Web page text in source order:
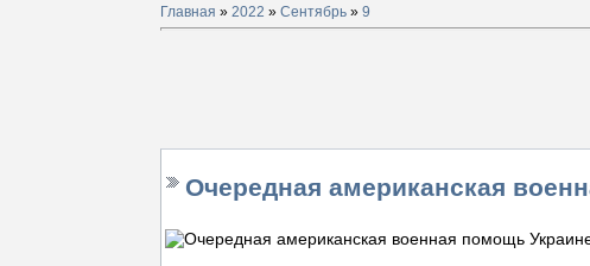
Главная » 2022 » Сентябрь » 9
Очередная американская